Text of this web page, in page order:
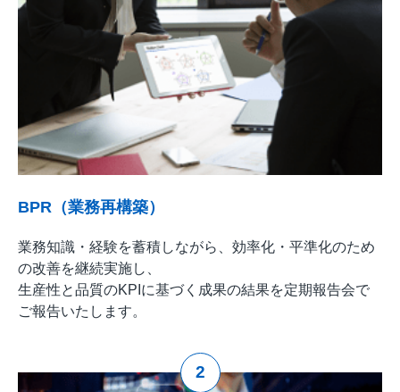
BPR（業務再構築）
業務知識・経験を蓄積しながら、効率化・平準化のため
の改善を継続実施し、
生産性と品質のKPIに基づく成果の結果を定期報告会で
ご報告いたします。
2